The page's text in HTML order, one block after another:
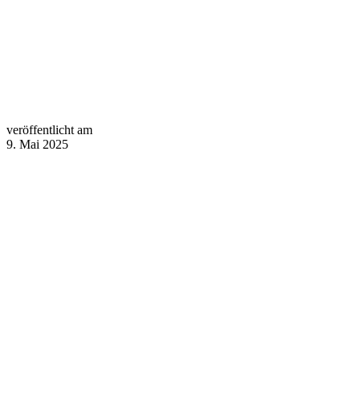
veröffentlicht am
9. Mai 2025